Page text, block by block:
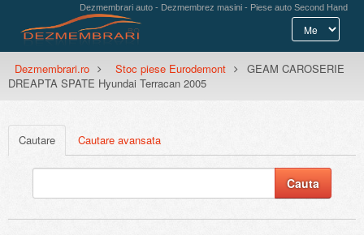
Dezmembrari auto - Dezmembrez masini - Piese auto Second Hand
Dezmembrari.ro Stoc piese Eurodemont
GEAM CAROSERIE
DREAPTA SPATE Hyundai Terracan 2005
Cautare Cautare avansata